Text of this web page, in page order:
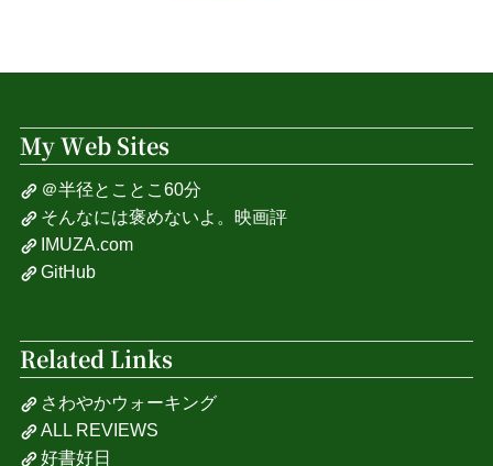
My Web Sites
＠半径とことこ60分
そんなには褒めないよ。映画評
IMUZA.com
GitHub
Related Links
さわやかウォーキング
ALL REVIEWS
好書好日